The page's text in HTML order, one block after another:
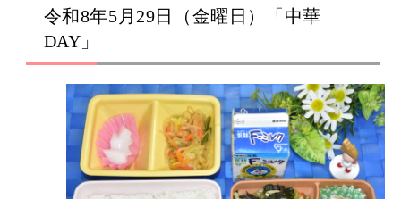
令和8年5月29日（金曜日）「中華
DAY」